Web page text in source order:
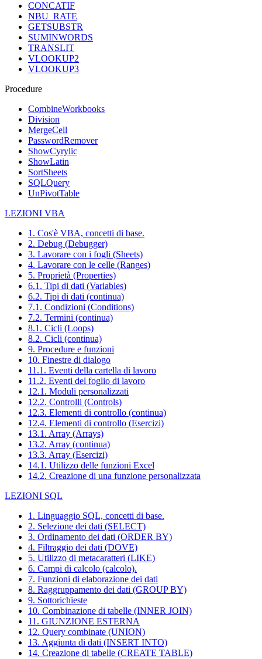
CONCATIF
NBU_RATE
GETSUBSTR
SUMINWORDS
TRANSLIT
VLOOKUP2
VLOOKUP3
Procedure
CombineWorkbooks
Division
MergeCell
PasswordRemover
ShowCyrylic
ShowLatin
SortSheets
SQLQuery
UnPivotTable
LEZIONI VBA
1. Cos'è VBA, concetti di base.
2. Debug (Debugger)
3. Lavorare con i fogli (Sheets)
4. Lavorare con le celle (Ranges)
5. Proprietà (Properties)
6.1. Tipi di dati (Variables)
6.2. Tipi di dati (continua)
7.1. Condizioni (Conditions)
7.2. Termini (continua)
8.1. Cicli (Loops)
8.2. Cicli (continua)
9. Procedure e funzioni
10. Finestre di dialogo
11.1. Eventi della cartella di lavoro
11.2. Eventi del foglio di lavoro
12.1. Moduli personalizzati
12.2. Controlli (Controls)
12.3. Elementi di controllo (continua)
12.4. Elementi di controllo (Esercizi)
13.1. Array (Arrays)
13.2. Array (continua)
13.3. Array (Esercizi)
14.1. Utilizzo delle funzioni Excel
14.2. Creazione di una funzione personalizzata
LEZIONI SQL
1. Linguaggio SQL, concetti di base.
2. Selezione dei dati (SELECT)
3. Ordinamento dei dati (ORDER BY)
4. Filtraggio dei dati (DOVE)
5. Utilizzo di metacaratteri (LIKE)
6. Campi di calcolo (calcolo).
7. Funzioni di elaborazione dei dati
8. Raggruppamento dei dati (GROUP BY)
9. Sottorichieste
10. Combinazione di tabelle (INNER JOIN)
11. GIUNZIONE ESTERNA
12. Query combinate (UNION)
13. Aggiunta di dati (INSERT INTO)
14. Creazione di tabelle (CREATE TABLE)